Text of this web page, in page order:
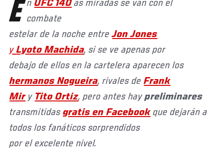
EnUFC 140as miradas se van con el
combate
estelar de la noche entreJon Jones
yLyoto Machida, si se ve apenas por
debajo de ellos en la cartelera aparecen los
hermanos Nogueira, rivales deFrank
Miry Tito Ortiz, pero antes haypreliminares
transmitidasgratis en Facebookque dejarán a
todos los fanáticos sorprendidos
por el excelente nivel.